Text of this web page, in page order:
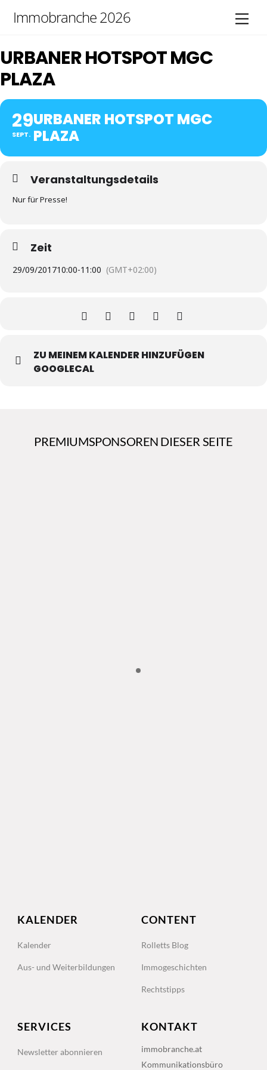
Immobranche 2026
URBANER HOTSPOT MGC
PLAZA
29
SEPT.
URBANER HOTSPOT MGC
PLAZA
Veranstaltungsdetails
Nur für Presse!
Zeit
29/09/201710:00-11:00 (GMT+02:00)
ZU MEINEM KALENDER HINZUFÜGEN
GOOGLECAL
PREMIUMSPONSOREN DIESER SEITE
KALENDER
Kalender
Aus- und Weiterbildungen
CONTENT
Rolletts Blog
Immogeschichten
Rechtstipps
SERVICES
Newsletter abonnieren
KONTAKT
immobranche.at
Kommunikationsbüro